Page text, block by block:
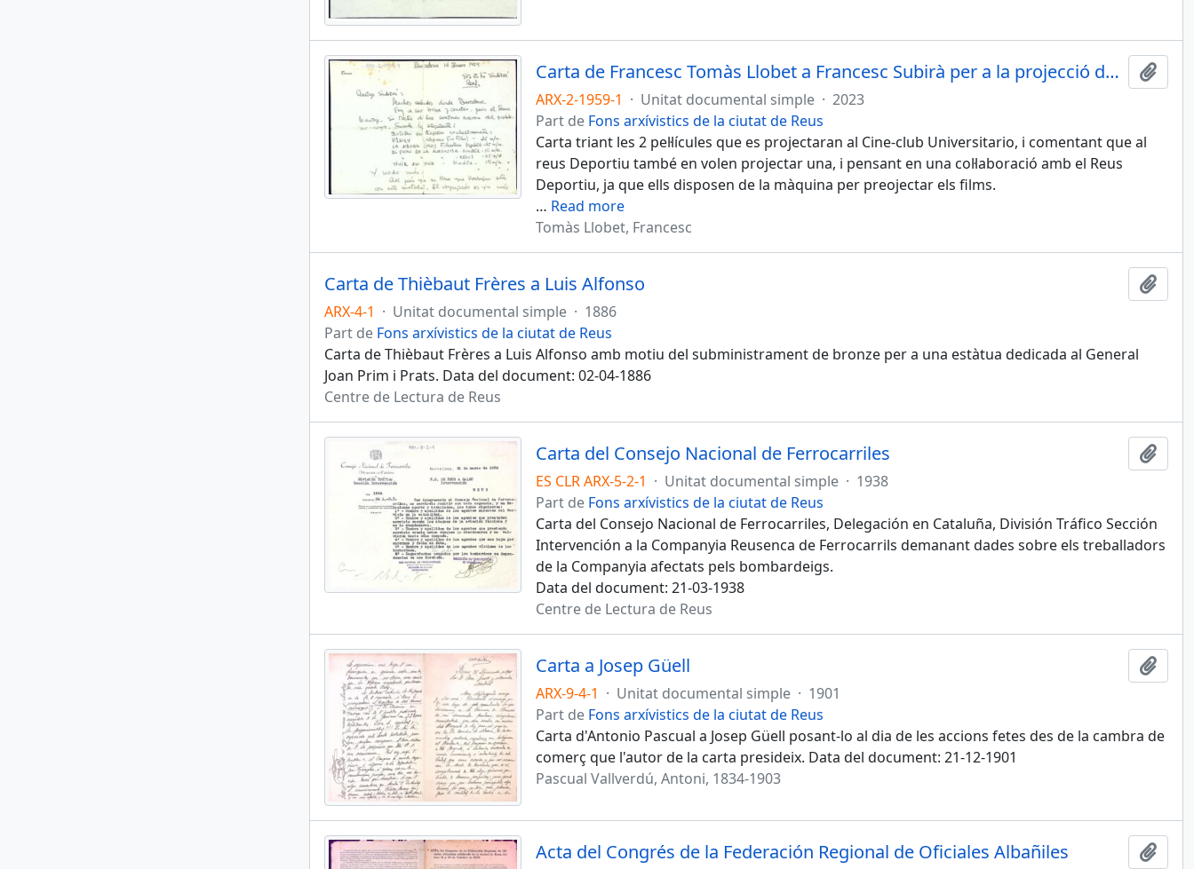
Carta de Francesc Tomàs Llobet a Francesc Subirà per a la projecció de 2 pel·lícules
ARX-2-1959-1 · Unitat documental simple · 2023
Part de Fons arxívistics de la ciutat de Reus
Carta triant les 2 pel·lícules que es projectaran al Cine-club Universitario, i comentant que al
reus Deportiu també en volen projectar una, i pensant en una col·laboració amb el Reus
Deportiu, ja que ells disposen de la màquina per preojectar els films.
… Read more
Tomàs Llobet, Francesc
Carta de Thièbaut Frères a Luis Alfonso
ARX-4-1 · Unitat documental simple · 1886
Part de Fons arxívistics de la ciutat de Reus
Carta de Thièbaut Frères a Luis Alfonso amb motiu del subministrament de bronze per a una estàtua dedicada al General
Joan Prim i Prats. Data del document: 02-04-1886
Centre de Lectura de Reus
Carta del Consejo Nacional de Ferrocarriles
ES CLR ARX-5-2-1 · Unitat documental simple · 1938
Part de Fons arxívistics de la ciutat de Reus
Carta del Consejo Nacional de Ferrocarriles, Delegación en Cataluña, División Tráfico Sección
Intervención a la Companyia Reusenca de Ferrocarrils demanant dades sobre els treballadors
de la Companyia afectats pels bombardeigs.
Data del document: 21-03-1938
Centre de Lectura de Reus
Carta a Josep Güell
ARX-9-4-1 · Unitat documental simple · 1901
Part de Fons arxívistics de la ciutat de Reus
Carta d'Antonio Pascual a Josep Güell posant-lo al dia de les accions fetes des de la cambra de
comerç que l'autor de la carta presideix. Data del document: 21-12-1901
Pascual Vallverdú, Antoni, 1834-1903
Acta del Congrés de la Federación Regional de Oficiales Albañiles